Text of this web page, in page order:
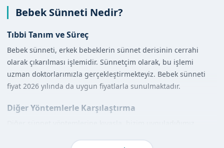
Bebek Sünneti Nedir?
Tıbbi Tanım ve Süreç
Bebek sünneti, erkek bebeklerin sünnet derisinin cerrahi
olarak çıkarılması işlemidir. Sünnetçim olarak, bu işlemi
uzman doktorlarımızla gerçekleştirmekteyiz. Bebek sünneti
fiyat 2026 yılında da uygun fiyatlarla sunulmaktadır.
Diğer Yöntemlerle Karşılaştırma